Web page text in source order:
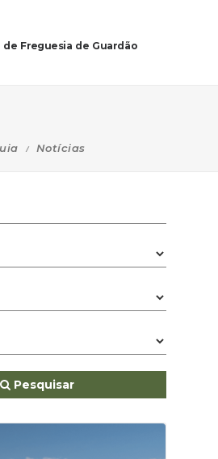
de Freguesia de Guardão
Notícias
Pesquisar